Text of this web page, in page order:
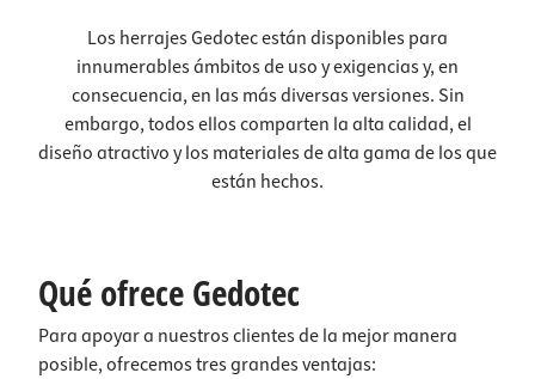
Los herrajes Gedotec están disponibles para
innumerables ámbitos de uso y exigencias y, en
consecuencia, en las más diversas versiones. Sin
embargo, todos ellos comparten la alta calidad, el
diseño atractivo y los materiales de alta gama de los que
están hechos.
Qué ofrece Gedotec
Para apoyar a nuestros clientes de la mejor manera
posible, ofrecemos tres grandes ventajas: